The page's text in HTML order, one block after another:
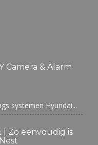
Camera & Alarm
systemen Hyundai...
| Zo eenvoudig is